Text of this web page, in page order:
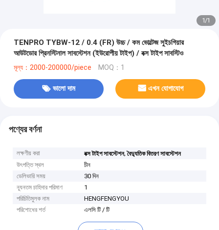
1/1
TENPRO TYBW-12 / 0.4 (FR) উচ্চ / কম ভোল্টেজ সুইচগিয়ার
আউটডোর প্রিনস্টিনাল সাবস্টেশন (ইউরোপীয় টাইপ) / বক্স টাইপ সাবস্টিও
মূল্য：2000-200000/piece MOQ：1
ভালো দাম এখন যোগাযোগ
পণ্যের বর্ণনা
লক্ষণীয় করা বক্স টাইপ সাবস্টেশন,বৈদ্যুতিক বিতরণ সাবস্টেশন
উৎপত্তি স্থল
চীন
ডেলিভারি সময়
30 দিন
ন্যূনতম চাহিদার পরিমাণ
1
পরিচিতিমুলক নাম
HENGFENGYOU
পরিশোধের শর্ত
এলসি টি / টি